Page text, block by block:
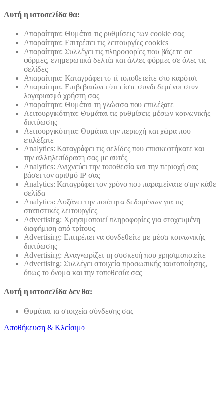
Αυτή η ιστοσελίδα θα:
Απαραίτητα: Θυμάται τις ρυθμίσεις των cookie σας
Απαραίτητα: Επιτρέπει τις λειτουργίες cookies
Απαραίτητα: Συλλέγει τις πληροφορίες που βάζετε σε
φόρμες, ενημερωτικά δελτία και άλλες φόρμες σε όλες τις
σελίδες
Απαραίτητα: Καταγράφει το τί τοποθετείτε στο καρότσι
Απαραίτητα: Επιβεβαιώνει ότι είστε συνδεδεμένοι στον
λογαριασμό χρήστη σας
Απαραίτητα: Θυμάται τη γλώσσα που επιλέξατε
Λειτουργικότητα: Θυμάται τις ρυθμίσεις μέσων κοινωνικής
δικτύωσης
Λειτουργικότητα: Θυμάται την περιοχή και χώρα που
επιλέξατε
Analytics: Καταγράφει τις σελίδες που επισκεφτήκατε και
την αλληλεπίδραση σας με αυτές
Analytics: Ανιχνεύει την τοποθεσία και την περιοχή σας
βάσει τον αριθμό ΙΡ σας
Analytics: Καταγράφει τον χρόνο που παραμείνατε στην κάθε
σελίδα
Analytics: Αυξάνει την ποιότητα δεδομένων για τις
στατιστικές λειτουργίες
Advertising: Χρησιμοποιεί πληροφορίες για στοχευμένη
διαφήμιση από τρίτους
Advertising: Επιτρέπει να συνδεθείτε με μέσα κοινωνικής
δικτύωσης
Advertising: Αναγνωρίζει τη συσκευή που χρησιμοποιείτε
Advertising: Συλλέγει στοιχεία προσωπικής ταυτοποίησης,
όπως το όνομα και την τοποθεσία σας
Αυτή η ιστοσελίδα δεν θα:
Θυμάται τα στοιχεία σύνδεσης σας
Αποθήκευση & Κλείσιμο